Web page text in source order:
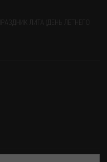
ЛИТА (ДЕНЬ ЛЕТНЕГО